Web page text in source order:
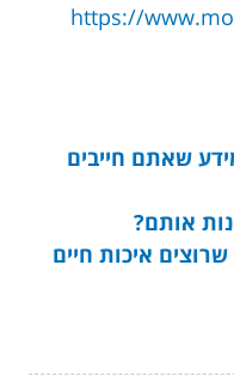
https://
שאתם חייבים
אותם?
איכות חיים